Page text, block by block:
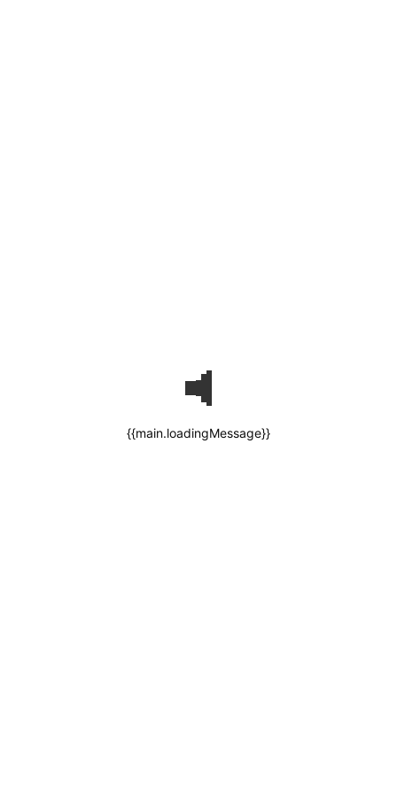
{{main.loadingMessage}}